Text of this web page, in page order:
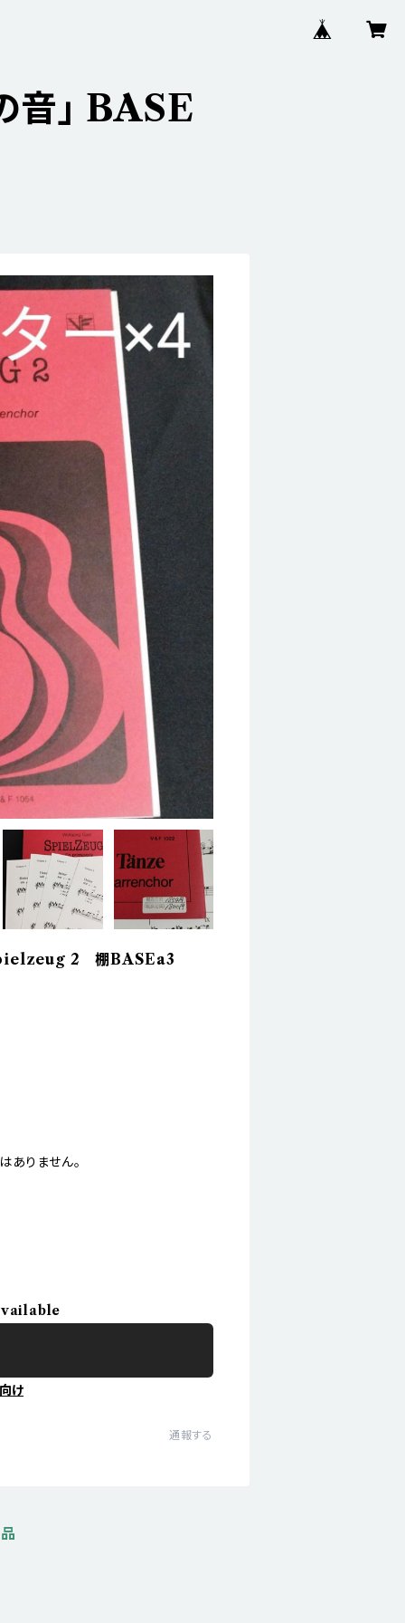
音」 BASE
2 棚BASEa3
ありません。
け
通報する